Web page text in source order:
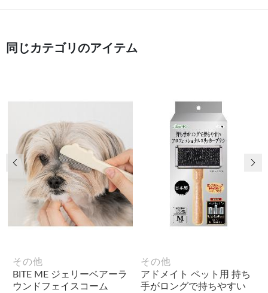
同じカテゴリのアイテム
その他
BITE ME ジェリーベアーラ
ウンドフェイスコーム
その他
アドメイト ペット用 持ち
手がロングで持ちやすい
前の画像 次